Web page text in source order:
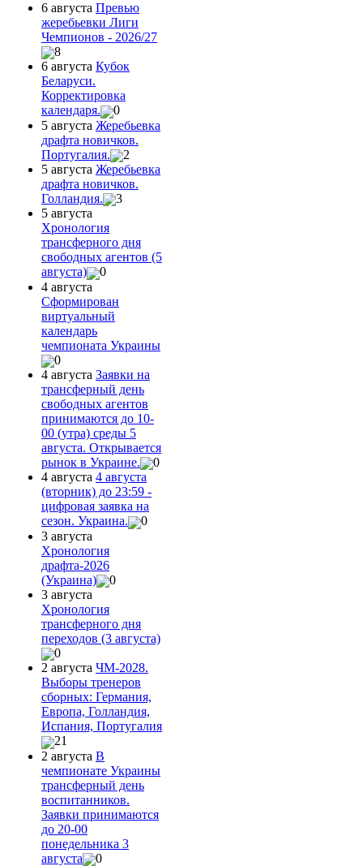
6 августа Превью
жеребьевки Лиги
Чемпионов - 2026/27
8
6 августа Кубок
Беларуси.
Корректировка
календаря.
0
5 августа Жеребьевка
драфта новичков.
Португалия.
2
5 августа Жеребьевка
драфта новичков.
Голландия.
3
5 августа
Хронология
трансферного дня
свободных агентов (5
августа)
0
4 августа
Сформирован
виртуальный
календарь
чемпионата Украины
0
4 августа Заявки на
трансферный день
свободных агентов
принимаются до 10-
00 (утра) среды 5
августа. Открывается
рынок в Украине.
0
4 августа 4 августа
(вторник) до 23:59 -
цифровая заявка на
сезон. Украина.
0
3 августа
Хронология
драфта-2026
(Украина)
0
3 августа
Хронология
трансферного дня
переходов (3 августа)
0
2 августа ЧМ-2028.
Выборы тренеров
сборных: Германия,
Европа, Голландия,
Испания, Португалия
21
2 августа В
чемпионате Украины
трансферный день
воспитанников.
Заявки принимаются
до 20-00
понедельника 3
августа
0